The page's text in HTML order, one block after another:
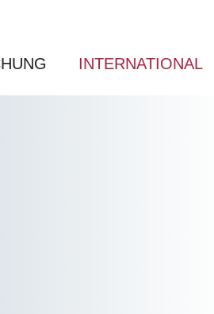
INTERNATIONAL